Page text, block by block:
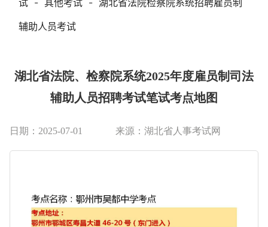
试 - 其他考试 - 湖北省法院检察院系统招聘雇员制
辅助人员考试
湖北省法院、检察院系统2025年度雇员制司法
辅助人员招聘考试笔试考点地图
日期：2025-07-01 来源：湖北省人事考试网